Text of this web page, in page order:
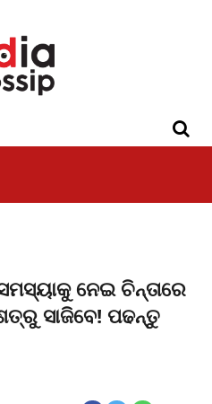
ନେଇ ଚିନ୍ତାରେ
ସାଜିବେ! ପଢନ୍ତୁ